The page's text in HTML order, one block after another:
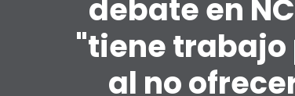
debate en
"tiene trabajo
al no